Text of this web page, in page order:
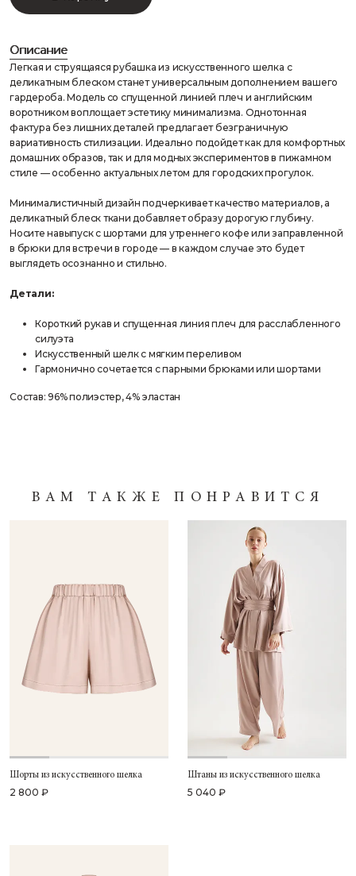
Описание
Легкая и струящаяся рубашка из искусственного шелка с
деликатным блеском станет универсальным дополнением вашего
гардероба. Модель со спущенной линией плеч и английским
воротником воплощает эстетику минимализма. Однотонная
фактура без лишних деталей предлагает безграничную
вариативность стилизации. Идеально подойдет как для комфортных
домашних образов, так и для модных экспериментов в пижамном
стиле — особенно актуальных летом для городских прогулок.
Минималистичный дизайн подчеркивает качество материалов, а
деликатный блеск ткани добавляет образу дорогую глубину.
Носите навыпуск с шортами для утреннего кофе или заправленной
в брюки для встречи в городе — в каждом случае это будет
выглядеть осознанно и стильно.
Детали:
Короткий рукав и спущенная линия плеч для расслабленного
силуэта
Искусственный шелк с мягким переливом
Гармонично сочетается с парными брюками или шортами
Состав: 96% полиэстер, 4% эластан
ВАМ ТАКЖЕ ПОНРАВИТСЯ
Шорты из искусственного шелка
2 800 ₽
Штаны из искусственного шелка
5 040 ₽